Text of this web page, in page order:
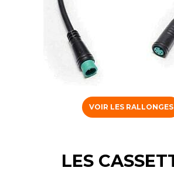
VOIR LES RALLONGES
LES